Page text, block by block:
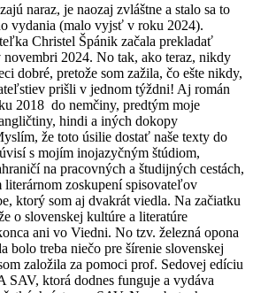
naraz, je naozaj zvláštne a stalo sa to
vydania (malo vyjsť v roku 2024).
Christel Špánik začala prekladať
2024. No tak, ako teraz, nikdy
dobré, pretože som zažila, čo ešte nikdy,
prišli v jednom týždni! Aj román
2018 do nemčiny, predtým moje
hindi a iných dokopy
že toto úsilie dostať naše texty do
s mojím inojazyčným štúdiom,
na pracovných a študijných cestách,
literárnom zoskupení spisovateľov
ktorý som aj dvakrát viedla. Na začiatku
o slovenskej kultúre a literatúre
ani vo Viedni. No tzv. železná opona
bolo treba niečo pre šírenie slovenskej
založila za pomoci prof. Sedovej edíciu
ktorá dodnes funguje a vydáva